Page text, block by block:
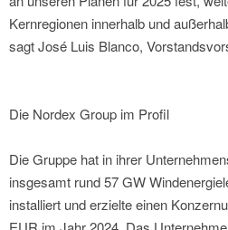
Kernregionen innerhalb und
sagt José Luis Blanco,
Die Nordex Group im Profil
Die Gruppe hat in ihrer
insgesamt rund 57 GW
installiert und erzielte einen